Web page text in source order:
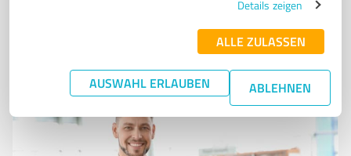
Details zeigen
ALLE ZULASSEN
AUSWAHL ERLAUBEN ABLEHNEN